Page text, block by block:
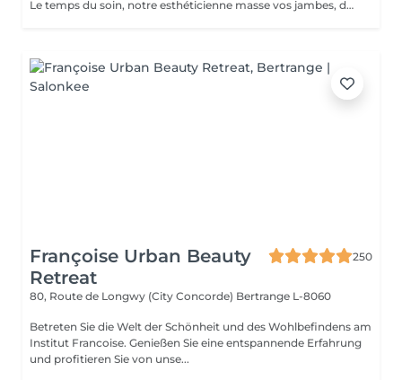
Le temps du soin, notre esthéticienne masse vos jambes, des orteils à la taille dans un mouvement tonique qui active la microcirculation et leurs procure un confort sans précédent. Bénéfices : Vos jambes retrouvent fraicheur et légèreté.
Françoise Urban Beauty
Retreat
250
80, Route de Longwy (City Concorde) Bertrange L-8060
Betreten Sie die Welt der Schönheit und des Wohlbefindens am
Institut Francoise. Genießen Sie eine entspannende Erfahrung
und profitieren Sie von unse...